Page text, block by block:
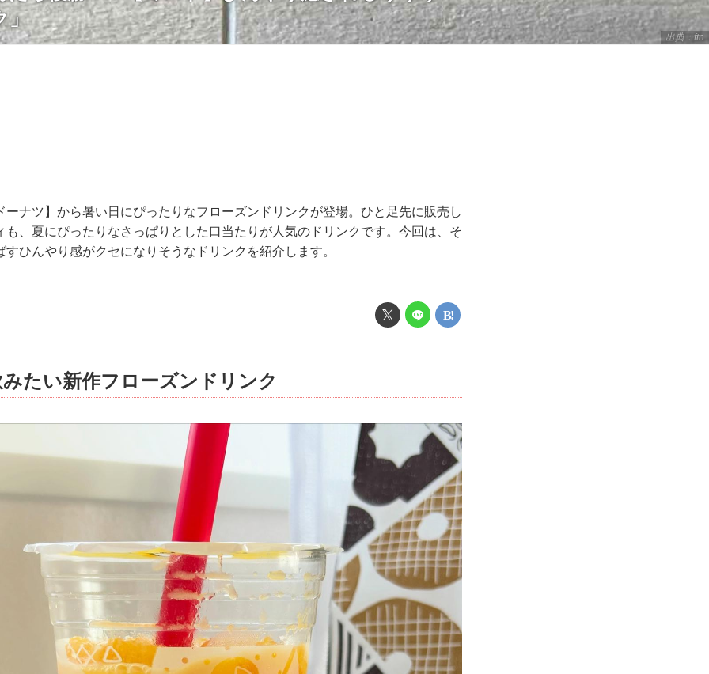
出典：ftn
」
ーナツ】から暑い日にぴったりなフローズンドリンクが登場。ひと足先に販売し
も、夏にぴったりなさっぱりとした口当たりが人気のドリンクです。今回は、そ
ひんやり感がクセになりそうなドリンクを紹介します。
たい新作フローズンドリンク